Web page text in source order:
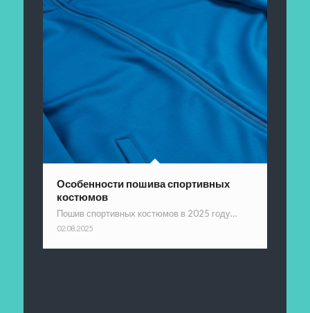
Особенности пошива спортивных
костюмов
Пошив спортивных костюмов в 2025 году…
02.08.2025